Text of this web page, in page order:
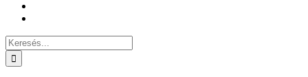
Keresés...